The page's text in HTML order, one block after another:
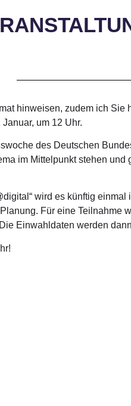
hinweisen, zudem ich
um 12 Uhr.
des Deutschen
im Mittelpunkt stehen
wird es künftig
Für eine Teilnahme
Einwahldaten werden